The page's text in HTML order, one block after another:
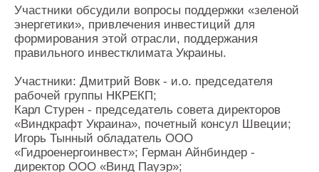
Участники обсудили вопросы поддержки «зеленой
энергетики», привлечения инвестиций для
формирования этой отрасли, поддержания
правильного инвестклимата Украины.
Участники: Дмитрий Вовк - и.о. председателя
рабочей группы НКРЕКП;
Карл Стурен - председатель совета директоров
«Виндкрафт Украина», почетный консул Швеции;
Игорь Тынный обладатель ООО
«Гидроенергоинвест»; Герман Айнбиндер -
директор ООО «Винд Пауэр»;